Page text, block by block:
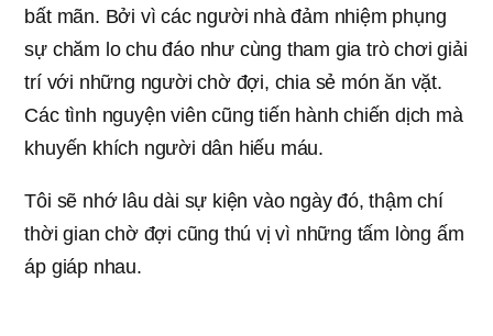
bất mãn. Bởi vì các người nhà đảm nhiệm phụng
sự chăm lo chu đáo như cùng tham gia trò chơi giải
trí với những người chờ đợi, chia sẻ món ăn vặt.
Các tình nguyện viên cũng tiến hành chiến dịch mà
khuyến khích người dân hiếu máu.
Tôi sẽ nhớ lâu dài sự kiện vào ngày đó, thậm chí
thời gian chờ đợi cũng thú vị vì những tấm lòng ấm
áp giáp nhau.